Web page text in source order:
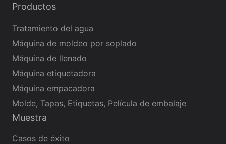
Productos
Tratamiento del agua
Máquina de moldeo por soplado
Máquina de llenado
Máquina etiquetadora
Máquina empacadora
Molde, Tapas, Etiquetas, Película de embalaje
Muestra
Casos de éxito